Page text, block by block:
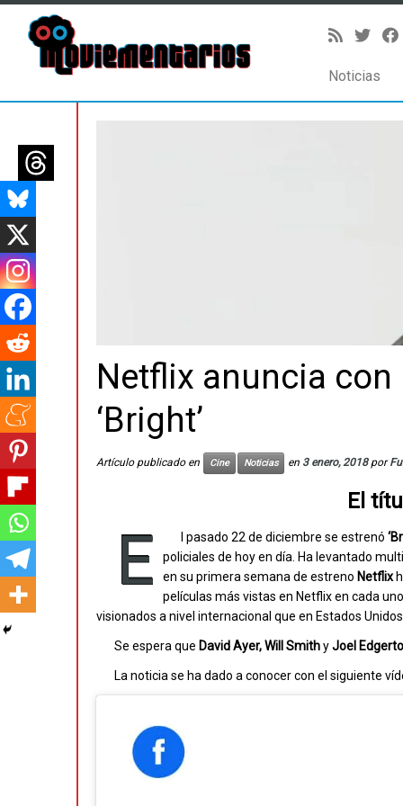
contenido
Noticias
Netflix anuncia
‘Bright’
Artículo publicado en Cine Noticias en 3 enero, 2018 por
El
E l pasado 22 de diciembre se estrenó
policiales de hoy en día. Ha levantado
en su primera semana de estreno Netflix
películas más vistas en Netflix en cada
visionados a nivel internacional que en Estados
Se espera que David Ayer, Will SmithyJoel
La noticia se ha dado a conocer con el siguiente